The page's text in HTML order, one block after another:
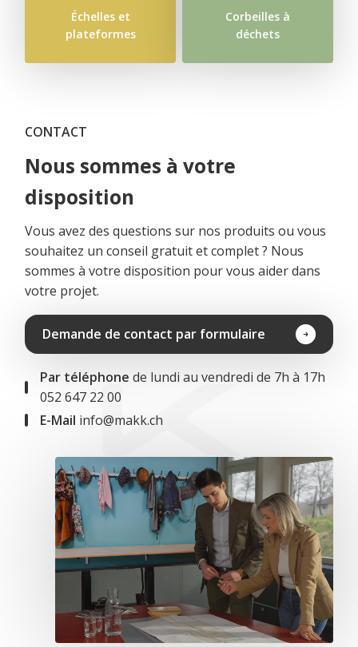
Échelles et
plateformes
Corbeilles à
déchets
CONTACT
Nous sommes à votre
disposition
Vous avez des questions sur nos produits ou vous
souhaitez un conseil gratuit et complet ? Nous
sommes à votre disposition pour vous aider dans
votre projet.
Demande de contact par formulaire
Par téléphone de lundi au vendredi de 7h à 17h
052 647 22 00
E-Mail info@makk.ch